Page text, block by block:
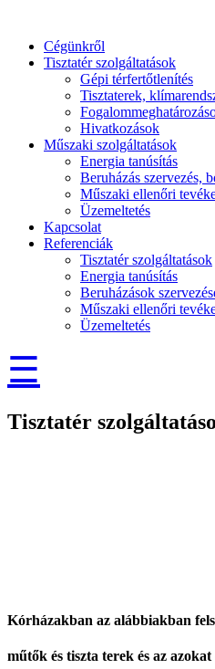
Cégünkről
Tisztatér szolgáltatások
Gépi térfertőtlenítés
Tisztaterek,
Hivatkozások
Műszaki szolgáltatások
Energia tanúsítás
Beruházás szervezés,
Műszaki ellenőri
Üzemeltetés
Kapcsolat
Referenciák
Tisztatér szolgáltatások
Energia tanúsítás
Beruházások
Műszaki ellenőri
Üzemeltetés
☰
Tisztatér
Kórházakban az alábbiakban
műtők és tiszta terek és az